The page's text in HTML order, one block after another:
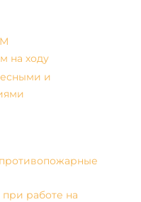
на ходу
и
при работе на